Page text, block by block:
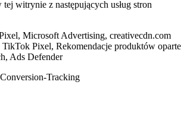
witrynie z następujących usług stron
Microsoft Advertising, creativecdn.com
Pixel, Rekomendacje produktów oparte
Ads Defender
Tracking